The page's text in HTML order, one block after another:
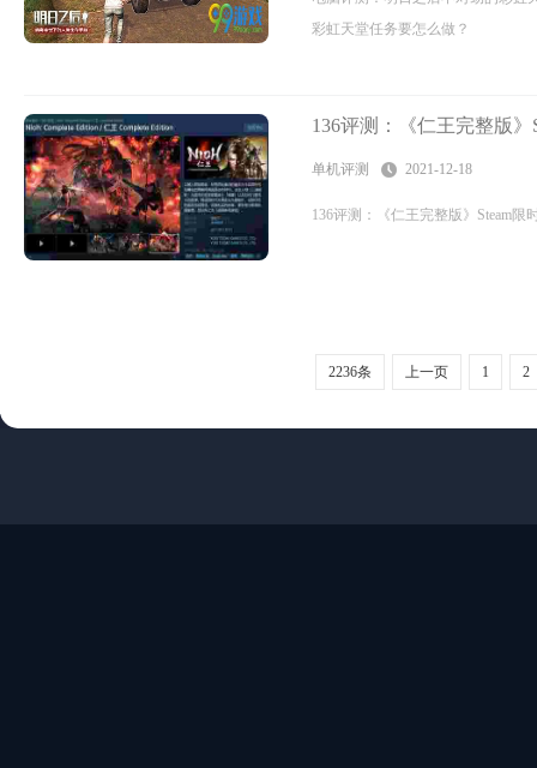
彩虹天堂任务要怎么做？
136评测：《仁王完整版
单机评测 2021-12-18
136评测：《仁王完整版》Steam限
2236条 上一页 1 2